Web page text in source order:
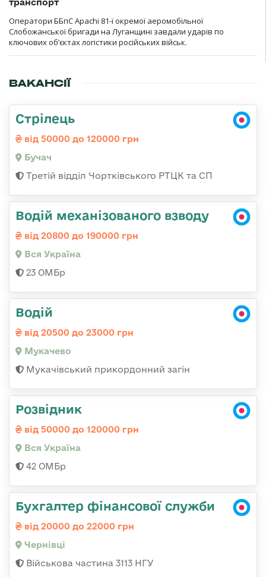
Оператори ББпС Apachi 81-ї окремої аеромобільної
Слобожанської бригади на Луганщині завдали ударів по
ключових об’єктах логістики російських військ.
ВАКАНСІЇ
Стрілець
від 50000 до 120000 грн
Бучач
Третій відділ Чортківського РТЦК та СП
Водій механізованого взводу
від 20800 до 190000 грн
Вся Україна
23 ОМБр
Водій
від 20500 до 23000 грн
Мукачево
Мукачівський прикордонний загін
Розвідник
від 50000 до 120000 грн
Вся Україна
42 ОМБр
Бухгалтер фінансової служби
від 20000 до 22000 грн
Чернівці
Військова частина 3113 НГУ